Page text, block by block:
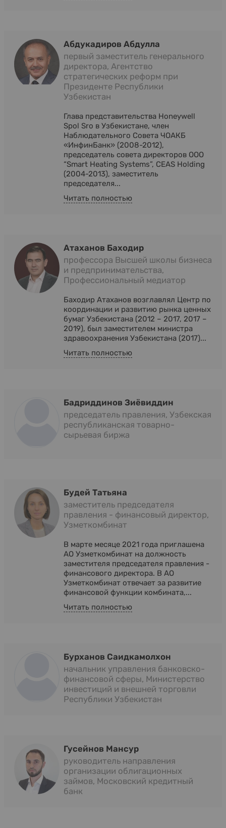
Абдукадиров Абдулла
первый заместитель генерального
директора, Агентство
стратегических реформ при
Президенте Республики
Узбекистан
Глава представительства Honeywell
Spol Sro в Узбекистане, член
Наблюдательного Совета ЧОАКБ
«ИнфинБанк» (2008-2012),
председатель совета директоров OOO
“Smart Heating Systems”, CEAS Holding
(2004-2013), заместитель
председателя...
Читать полностью
Атаханов Баходир
профессора Высшей школы бизнеса
и предпринимательства,
Профессиональный медиатор
Баходир Атаханов возглавлял Центр по
координации и развитию рынка ценных
бумаг Узбекистана (2012 – 2017, 2017 –
2019), был заместителем министра
здравоохранения Узбекистана (2017)...
Читать полностью
Бадриддинов Зиёвиддин
председатель правления, Узбекская
республиканская товарно-
сырьевая биржа
Будей Татьяна
заместитель председателя
правления - финансовый директор,
Узметкомбинат
В марте месяце 2021 года приглашена
АО Узметкомбинат на должность
заместителя председателя правления -
финансового директора. В АО
Узметкомбинат отвечает за развитие
финансовой функции комбината,...
Читать полностью
Бурханов Саидкамолхон
начальник управления банковско-
финансовой сферы, Министерство
инвестиций и внешней торговли
Республики Узбекистан
Гусейнов Мансур
руководитель направления
организации облигационных
займов, Московский кредитный
банк